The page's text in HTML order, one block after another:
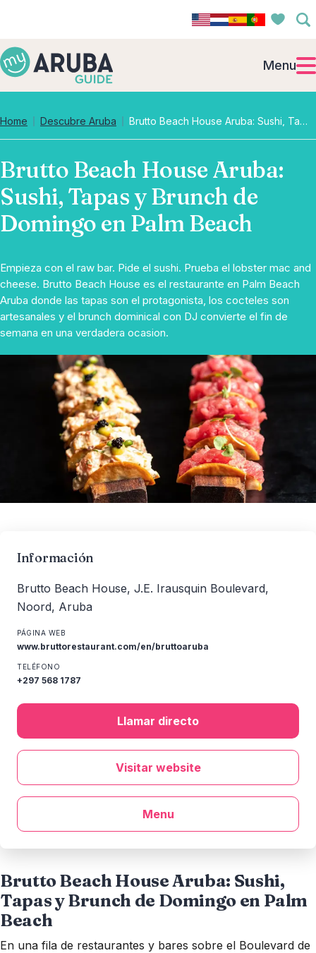
Menu
Home Descubre Aruba Brutto Beach House Aruba: Sushi, Tapas y Brunch de Domingo en Palm Beach
Brutto Beach House Aruba:
Sushi, Tapas y Brunch de
Domingo en Palm Beach
Empieza con el raw bar. Pide el sushi. Prueba el lobster mac and
cheese. Brutto Beach House es el restaurante en Palm Beach
Aruba donde las tapas son el protagonista, los cocteles son
artesanales y el brunch dominical con DJ convierte el fin de
semana en una verdadera ocasion.
Brutto Beach House Aruba: Sushi,
Tapas y Brunch de Domingo en Palm
Beach
En una fila de restaurantes y bares sobre el Boulevard de
Información
Brutto Beach House, J.E. Irausquin Boulevard,
Noord, Aruba
PÁGINA WEB
www.bruttorestaurant.com/en/bruttoaruba
TELÉFONO
+297 568 1787
Llamar directo
Visitar website
Menu